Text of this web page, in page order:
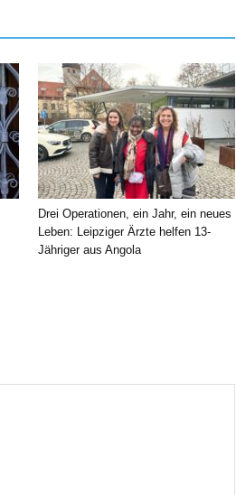
Drei Operationen, ein Jahr, ein neues
Leben: Leipziger Ärzte helfen 13-
Jähriger aus Angola